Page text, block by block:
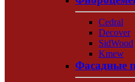
Cedral
Decover
SidWood
Kmew
Фасадные